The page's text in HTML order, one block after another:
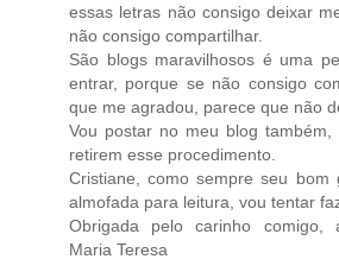
essas letras não consigo deixar
não consigo compartilhar.
São blogs maravilhosos é uma
entrar, porque se não consigo
que me agradou, parece que não
Vou postar no meu blog
retirem esse procedimento.
Cristiane, como sempre seu bom
almofada para leitura, vou tentar
Obrigada pelo carinho comigo,
Maria Teresa